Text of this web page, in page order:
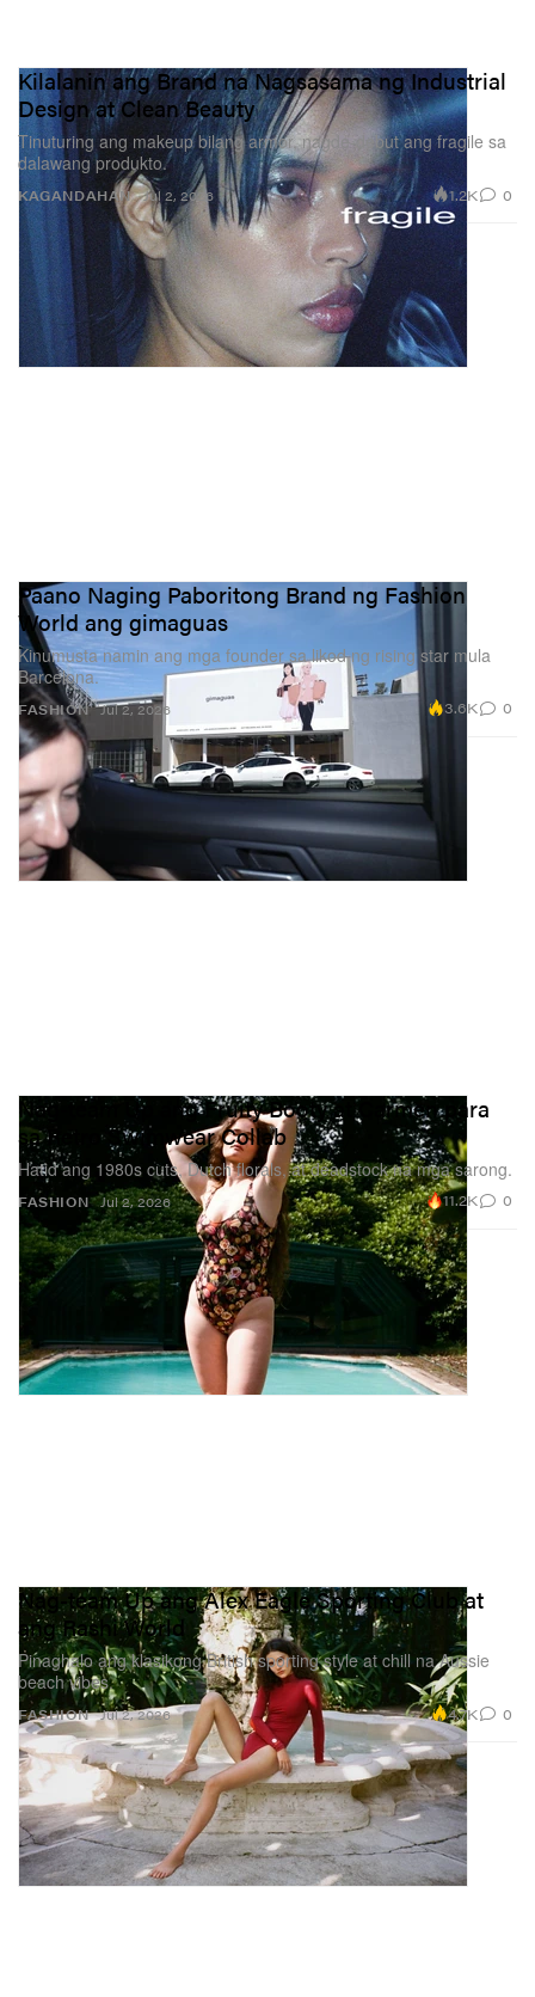
KAGANDAHAN
Kilalanin ang Brand na Nagsasama ng Industrial
Design at Clean Beauty
Tinuturing ang makeup bilang armor, nagde-debut ang fragile sa
dalawang produkto.
Jul 2, 2026 1.2K 0
FASHION
Paano Naging Paboritong Brand ng Fashion
World ang gimaguas
Kinumusta namin ang mga founder sa likod ng rising star mula
Barcelona.
Jul 2, 2026 3.6K 0
FASHION
Nag-team Up ang Fruity Booty at Carmen para
sa Retro Swimwear Collab
Hatid ang 1980s cuts, Dutch florals, at deadstock na mga sarong.
Jul 2, 2026 11.2K 0
FASHION
Nag-team Up ang Alex Eagle Sporting Club at
ang Rashi World
Pinaghalo ang klasikong British sporting style at chill na Aussie
beach vibes.
Jul 2, 2026 4.7K 0